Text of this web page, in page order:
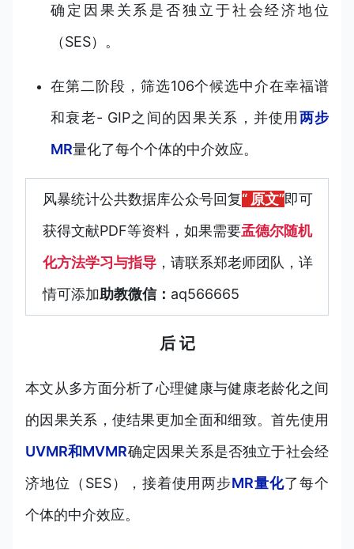
确定因果关系是否独立于社会经济地位
（SES）。
在第二阶段，筛选106个候选中介在幸福谱
和衰老- GIP之间的因果关系，并使用 两步
MR量化了每个个体的中介效应。
风暴统计公共数据库公众号回复“ 原文”即可
获得文献PDF等资料，如果需要孟德尔随机
化方法学习与指导 ， 请联系郑老师团队，详
情可添加助教微信： aq566665
后 记
本文从多方面分析了心理健康与健康老龄化之间
的因果关系，使结果更加全面和细致。首先使用
UVMR和MVMR确定因果关系是否独立于社会经
济地位（SES），接着使用两步MR量化了每个
个体的中介效应。